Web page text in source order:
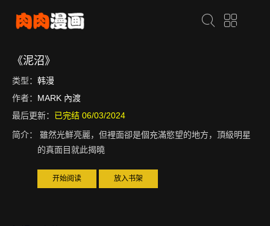
《泥沼》
类型： 韩漫
作者： MARK 內渡
最后更新： 已完结 06/03/2024
简介：
雖然光鮮亮麗，但裡面卻是個充滿慾望的地方，頂級明星
的真面目就此揭曉
开始阅读 放入书架